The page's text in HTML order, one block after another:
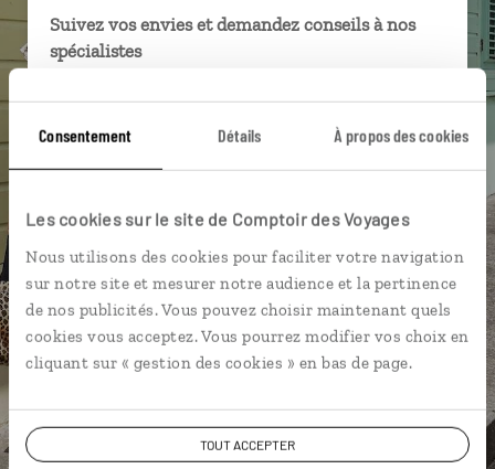
Consentement Détails À propos des cookies
Les cookies sur le site de Comptoir des Voyages
Nous utilisons des cookies pour faciliter votre navigation
sur notre site et mesurer notre audience et la pertinence
de nos publicités. Vous pouvez choisir maintenant quels
cookies vous acceptez. Vous pourrez modifier vos choix en
cliquant sur « gestion des cookies » en bas de page.
TOUT ACCEPTER
Suivez vos envies et demandez conseils à nos
spécialistes
Ils sauront organiser votre itinéraire au plus
près de vos envies et de la réalité du pays.
Échangez en face à face ou depuis nos studios
téléphone.
Vous gardez le même interlocuteur avant,
pendant et après votre voyage.
ou